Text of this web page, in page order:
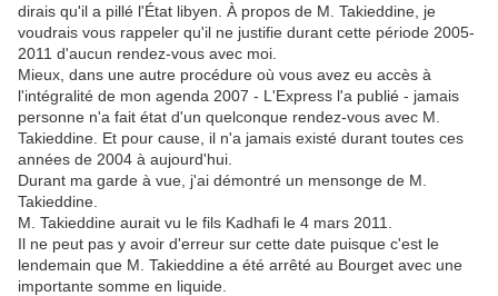
dirais qu'il a pillé l'État libyen. À propos de M. Takieddine, je
voudrais vous rappeler qu'il ne justifie durant cette période 2005-
2011 d'aucun rendez-vous avec moi.
Mieux, dans une autre procédure où vous avez eu accès à
l'intégralité de mon agenda 2007 - L'Express l'a publié - jamais
personne n'a fait état d'un quelconque rendez-vous avec M.
Takieddine. Et pour cause, il n'a jamais existé durant toutes ces
années de 2004 à aujourd'hui.
Durant ma garde à vue, j'ai démontré un mensonge de M.
Takieddine.
M. Takieddine aurait vu le fils Kadhafi le 4 mars 2011.
Il ne peut pas y avoir d'erreur sur cette date puisque c'est le
lendemain que M. Takieddine a été arrêté au Bourget avec une
importante somme en liquide.